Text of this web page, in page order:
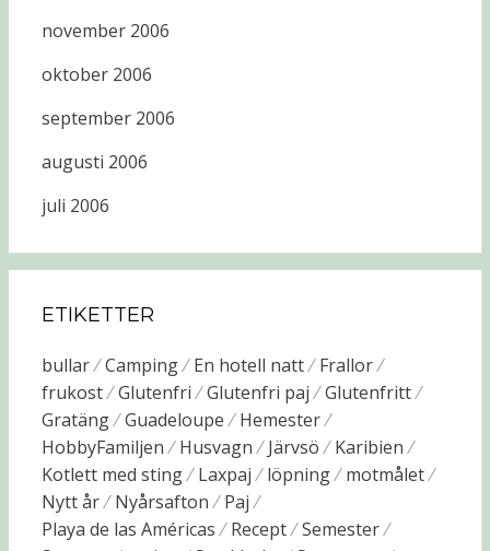
november 2006
oktober 2006
september 2006
augusti 2006
juli 2006
ETIKETTER
bullar Camping En hotell natt
Frallor
frukost
Glutenfri Glutenfri paj
Glutenfritt
Gratäng
Guadeloupe
Hemester
HobbyFamiljen
Husvagn Järvsö
Karibien
Kotlett med sting
Laxpaj löpning
motmålet
Nytt år
Nyårsafton
Paj
Playa de las Américas
Recept
Semester